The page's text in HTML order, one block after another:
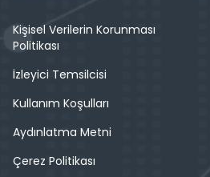
Kişisel Verilerin Korunması
Politikası
İzleyici Temsilcisi
Kullanım Koşulları
Aydınlatma Metni
Çerez Politikası